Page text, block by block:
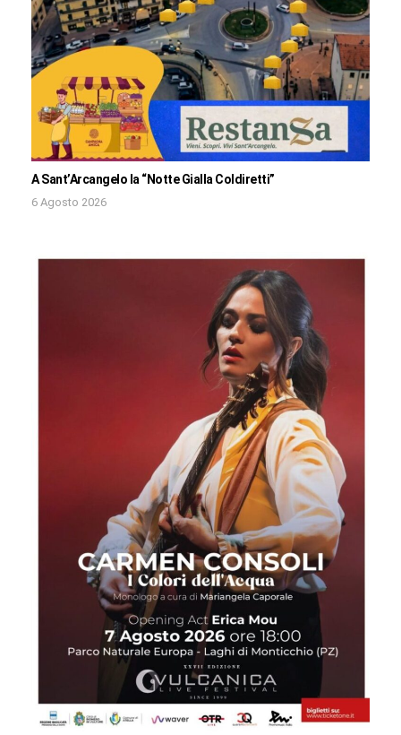
A Sant’Arcangelo la “Notte Gialla Coldiretti”
6 Agosto 2026